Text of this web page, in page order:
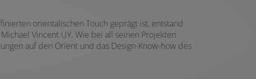
orientalischen Touch geprägt ist, entstand
Vincent UY. Wie bei all seinen Projekten
auf den Orient und das Design-Know-how des